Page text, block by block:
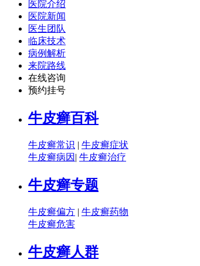
医院介绍
医院新闻
医生团队
临床技术
病例解析
来院路线
在线咨询
预约挂号
牛皮癣百科
牛皮癣常识 | 牛皮癣症状
牛皮癣病因 | 牛皮癣治疗
牛皮癣专题
牛皮癣偏方 | 牛皮癣药物
牛皮癣危害
牛皮癣人群